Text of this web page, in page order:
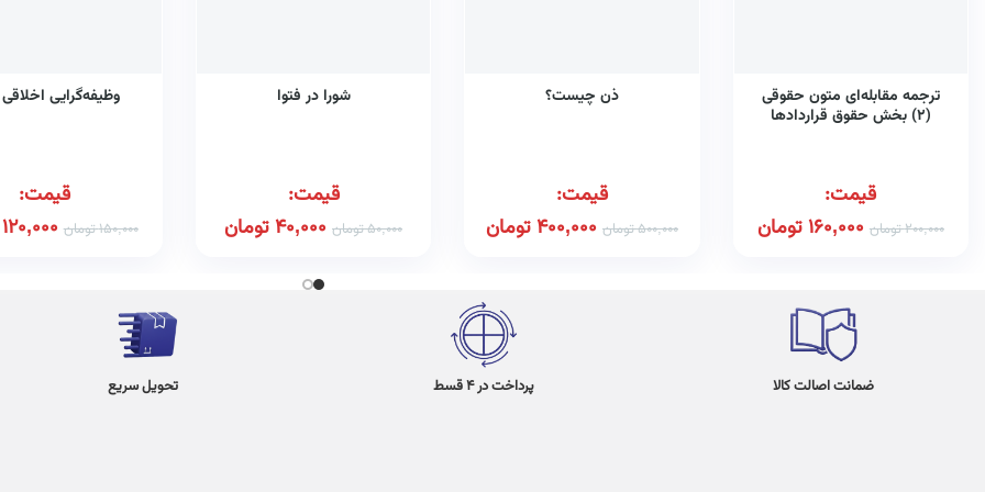
ترجمه مقابله‌ای متون حقوقی
(۲) بخش حقوق قراردادها
قیمت:
200,000تومان 160,000تومان
ذن چیست؟
قیمت:
500,000تومان 400,000تومان
شورا در فتوا
قیمت:
50,000تومان 40,000تومان
وظیفه‌گرایی
قیمت:
150,000تومان 120,000
ضمانت اصالت کالا پرداخت در 4 قسط تحویل سریع